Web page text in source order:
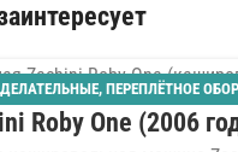
, ПЕРЕПЛЁТНОЕ
ОБОРУДОВАНИЕ,ТВЁРДЫЙ
Roby One (2006